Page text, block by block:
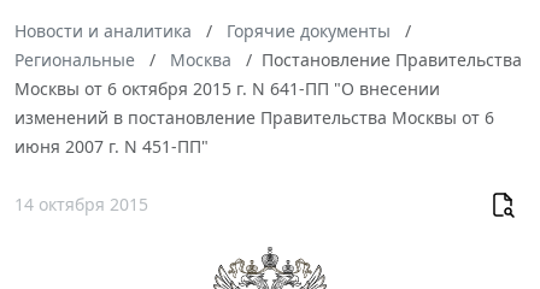
Новости и аналитика
Горячие документы
Региональные
Москва
Постановление Правительства
Москвы от 6 октября 2015 г. N 641-ПП "О внесении
изменений в постановление Правительства Москвы от 6
июня 2007 г. N 451-ПП"
14 октября 2015